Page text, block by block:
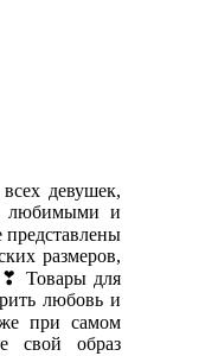
девушек,
любимыми и
размеров,
Товары для
любовь и
при самом
свой образ